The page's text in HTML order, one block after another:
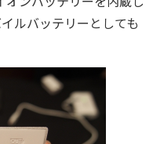
ルバッテリーとしても